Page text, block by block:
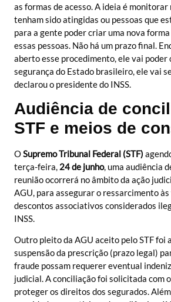
as formas de acesso. A ideia é monitorar
tenham sido atingidas ou pessoas que
para a gente poder criar uma nova
essas pessoas. Não há um prazo final.
aberto esse procedimento, ele vai poder
segurança do Estado brasileiro, ele vai
declarou o presidente do INSS.
Audiência de
STF e meios de
OSupremo Tribunal Federal (STF)
terça-feira, 24 de junho, uma audiência
reunião ocorrerá no âmbito da ação
AGU, para assegurar o ressarcimento
descontos associativos considerados
INSS.
Outro pleito da AGU aceito pelo STF foi
suspensão da prescrição (prazo legal)
fraude possam requerer eventual
judicial. A conciliação foi solicitada com
proteger os direitos dos segurados.